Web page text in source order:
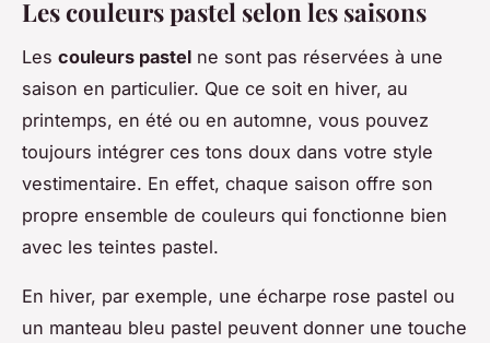
Les couleurs pastel selon les saisons
Les couleurs pastel ne sont pas réservées à une
saison en particulier. Que ce soit en hiver, au
printemps, en été ou en automne, vous pouvez
toujours intégrer ces tons doux dans votre style
vestimentaire. En effet, chaque saison offre son
propre ensemble de couleurs qui fonctionne bien
avec les teintes pastel.
En hiver, par exemple, une écharpe rose pastel ou
un manteau bleu pastel peuvent donner une touche